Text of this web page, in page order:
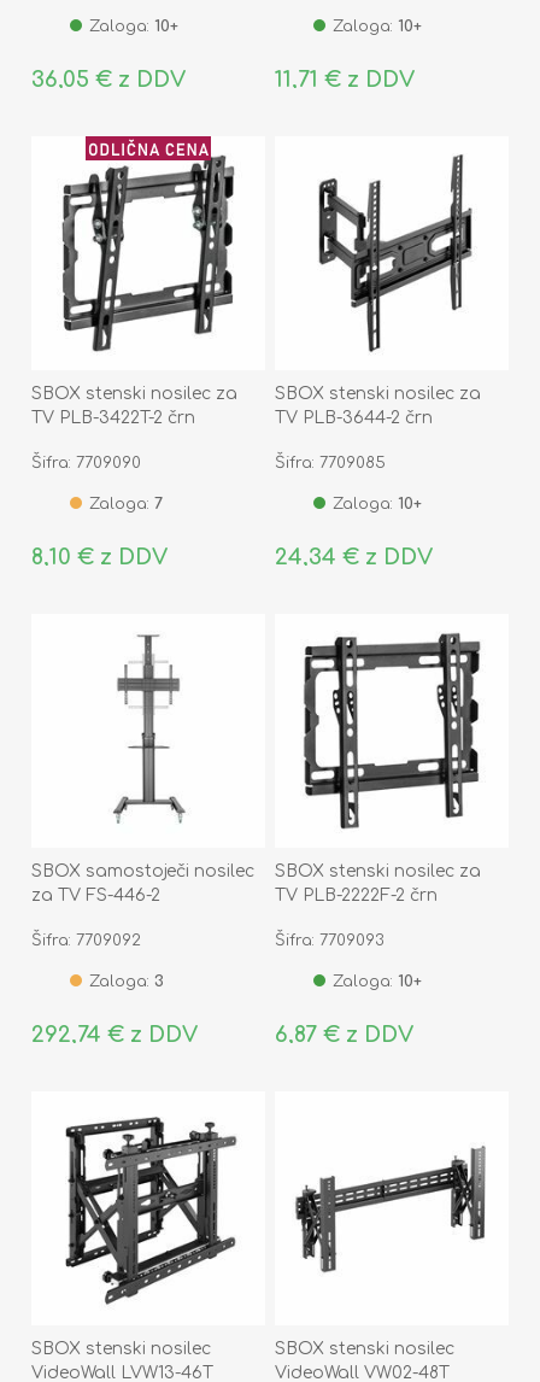
Zaloga: 10+
36,05 € z DDV
Zaloga: 10+
11,71 € z DDV
SBOX stenski nosilec za
TV PLB-3422T-2 črn
Šifra: 7709090
Zaloga: 7
8,10 € z DDV
SBOX stenski nosilec za
TV PLB-3644-2 črn
Šifra: 7709085
Zaloga: 10+
24,34 € z DDV
SBOX samostoječi nosilec
za TV FS-446-2
Šifra: 7709092
Zaloga: 3
292,74 € z DDV
SBOX stenski nosilec za
TV PLB-2222F-2 črn
Šifra: 7709093
Zaloga: 10+
6,87 € z DDV
SBOX stenski nosilec
VideoWall LVW13-46T
SBOX stenski nosilec
VideoWall VW02-48T